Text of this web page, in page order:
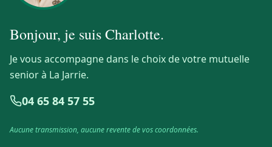
Bonjour, je suisCharlotte.
Je vous accompagne dans le choix de votre mutuelle
senior à La Jarrie.
04 65 84 57 55
Aucune transmission, aucune revente de vos coordonnées.